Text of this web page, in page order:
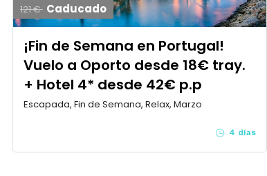
121 € Caducado
¡Fin de Semana en Portugal!
Vuelo a Oporto desde 18€ tray.
+ Hotel 4* desde 42€ p.p
Escapada, Fin de Semana, Relax, Marzo
4 días